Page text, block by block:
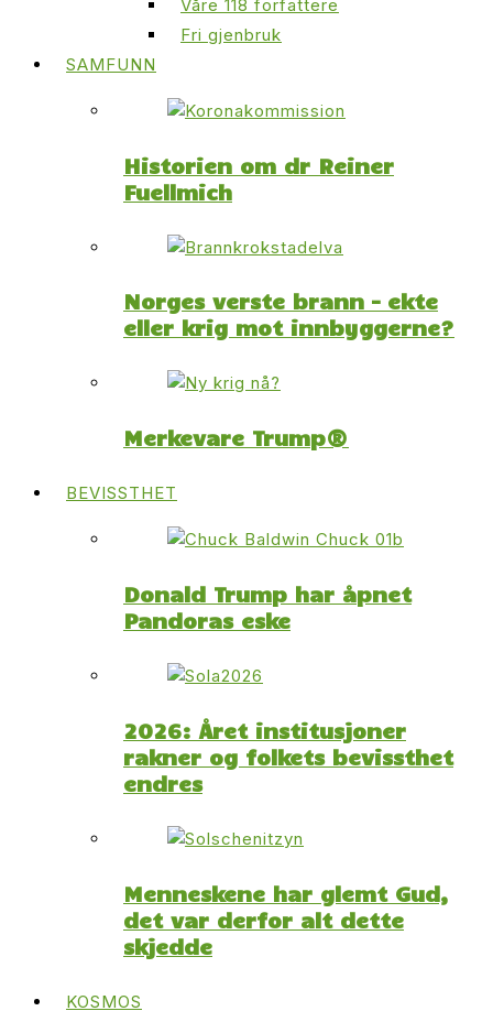
Våre 118 forfattere
Fri gjenbruk
SAMFUNN
Historien om dr Reiner
Fuellmich
Norges verste brann – ekte
eller krig mot innbyggerne?
Merkevare Trump®
BEVISSTHET
Donald Trump har åpnet
Pandoras eske
2026: Året institusjoner
rakner og folkets bevissthet
endres
Menneskene har glemt Gud,
det var derfor alt dette
skjedde
KOSMOS